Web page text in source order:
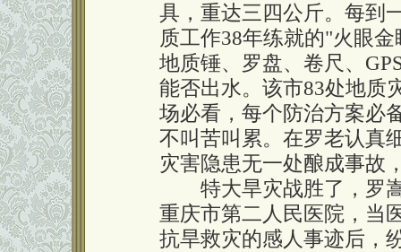
具，重达三四公斤。每到
质工作38年练就的"火眼
地质锤、罗盘、卷尺、
能否出水。该市83处地质
场必看，每个防治方案必
不叫苦叫累。在罗老认真
灾害隐患无一处酿成事故
特大旱灾战胜了，罗嵩
重庆市第二人民医院，当
抗旱救灾的感人事迹后，